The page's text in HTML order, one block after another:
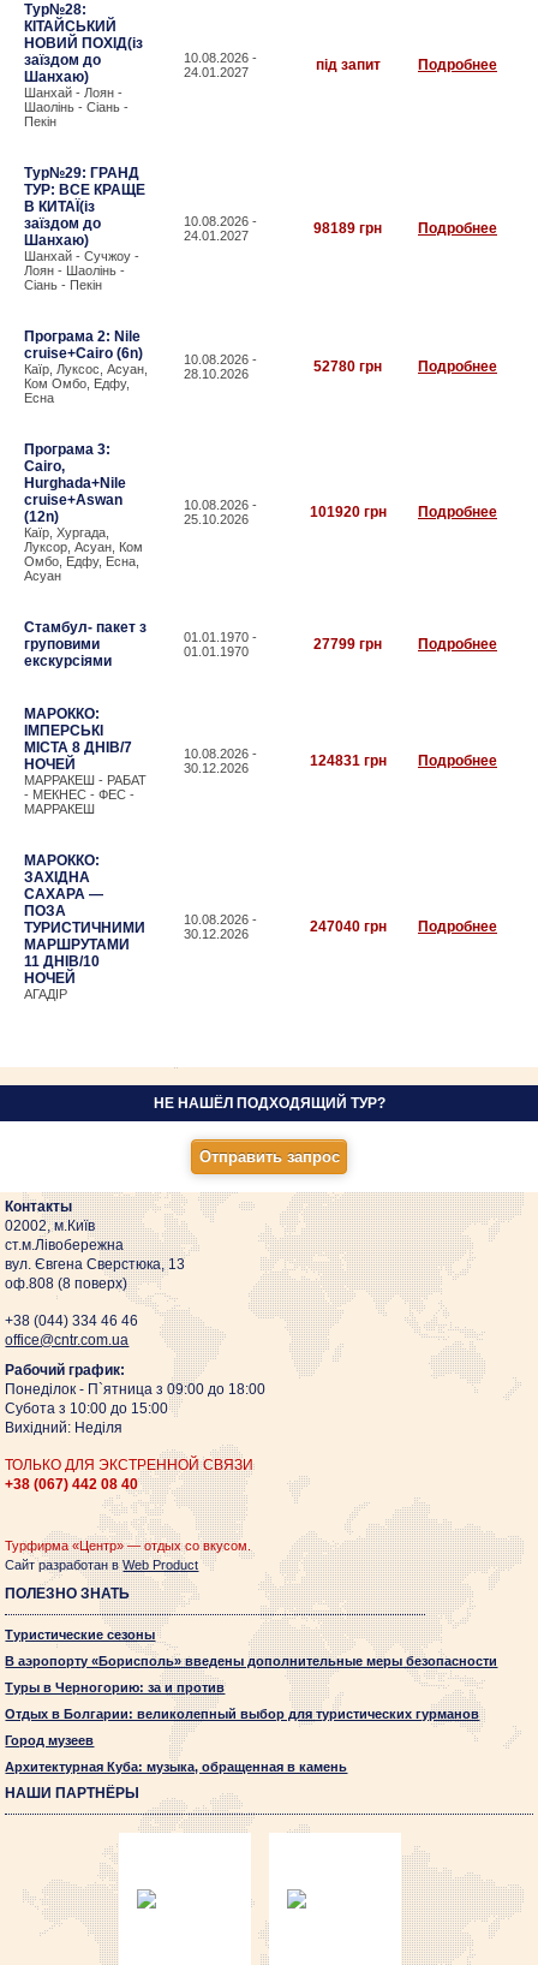
Тур№28:
КІТАЙСЬКИЙ
НОВИЙ ПОХІД(із
заїздом до
Шанхаю)
Шанхай - Лоян -
Шаолінь - Сіань -
Пекін
10.08.2026 -
24.01.2027
під запит Подробнее
Тур№29: ГРАНД
ТУР: ВСЕ КРАЩЕ
В КИТАЇ(із
заїздом до
Шанхаю)
Шанхай - Сучжоу -
Лоян - Шаолінь -
Сіань - Пекін
10.08.2026 -
24.01.2027
98189 грн Подробнее
Програма 2: Nile
cruise+Cairo (6n)
Каїр, Луксос, Асуан,
Ком Омбо, Едфу,
Есна
10.08.2026 -
28.10.2026
52780 грн Подробнее
Програма 3:
Cairo,
Hurghada+Nile
cruise+Aswan
(12n)
Каїр, Хургада,
Луксор, Асуан, Ком
Омбо, Едфу, Есна,
Асуан
10.08.2026 -
25.10.2026
101920 грн Подробнее
Стамбул- пакет з
груповими
екскурсіями
01.01.1970 -
01.01.1970
27799 грн Подробнее
МАРОККО:
ІМПЕРСЬКІ
МІСТА 8 ДНІВ/7
НОЧЕЙ
МАРРАКЕШ - РАБАТ
- МЕКНЕС - ФЕС -
МАРРАКЕШ
10.08.2026 -
30.12.2026
124831 грн Подробнее
МАРОККО:
ЗАХІДНА
САХАРА —
ПОЗА
ТУРИСТИЧНИМИ
МАРШРУТАМИ
11 ДНІВ/10
НОЧЕЙ
АГАДІР
10.08.2026 -
30.12.2026
247040 грн Подробнее
НЕ НАШЁЛ ПОДХОДЯЩИЙ ТУР?
Контакты
02002, м.Київ
ст.м.Лівобережна
вул. Євгена Сверстюка, 13
оф.808 (8 поверх)
+38 (044)334 46 46
оffice@cntr.com.ua
Рабочий график:
Понеділок - П`ятница з 09:00 до 18:00
Субота з 10:00 до 15:00
Вихідний: Неділя
ТОЛЬКО ДЛЯ ЭКСТРЕННОЙ СВЯЗИ
+38 (067)442 08 40
Турфирма «Центр» — отдых со вкусом.
Сайт разработан вWeb Product
ПОЛЕЗНО ЗНАТЬ
Туристические сезоны
В аэропорту «Борисполь» введены дополнительные меры безопасности
Туры в Черногорию: за и против
Отдых в Болгарии: великолепный выбор для туристических гурманов
Город музеев
Архитектурная Куба: музыка, обращенная в камень
НАШИ ПАРТНЁРЫ